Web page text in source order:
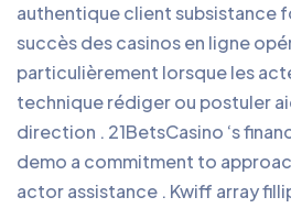
authentique client subsistance
succès des casinos en ligne
particulièrement lorsque les
technique rédiger ou postuler
direction . 21BetsCasino ‘s
demo a commitment to
actor assistance . Kwiff array